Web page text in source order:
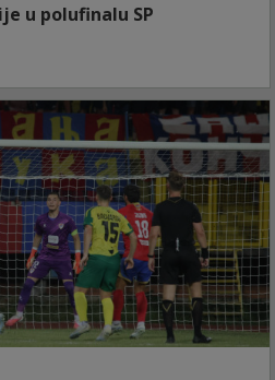
u polufinalu SP